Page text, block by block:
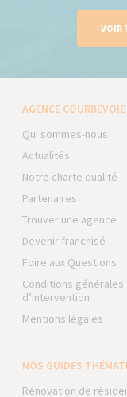
VOIR
AGENCE COURBEVOIE
Qui sommes-nous
Actualités
Notre charte qualité
Partenaires
Trouver une agence
Devenir franchisé
Foire aux Questions
Conditions générales
d’intervention
Mentions légales
NOS GUIDES
Rénovation de